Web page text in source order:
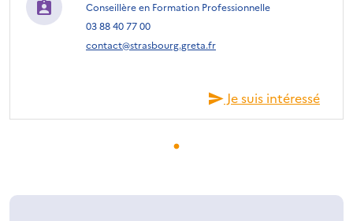
Conseillère en Formation Professionnelle
03 88 40 77 00
contact@strasbourg.greta.fr
Je suis intéressé